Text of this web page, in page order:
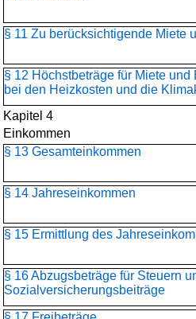
§ 11 Zu berücksichtigende Miete
§ 12 Höchstbeträge für Miete
bei den Heizkosten und die
Kapitel 4
Einkommen
§ 13 Gesamteinkommen
§ 14 Jahreseinkommen
§ 15 Ermittlung des
§ 16 Abzugsbeträge für Steuern
Sozialversicherungsbeiträge